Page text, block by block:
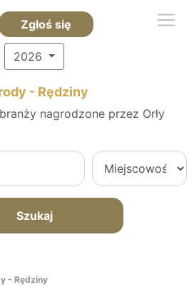
Zgłoś się
2026
- Rędziny
nagrodzone przez Orły
Szukaj
- Rędziny